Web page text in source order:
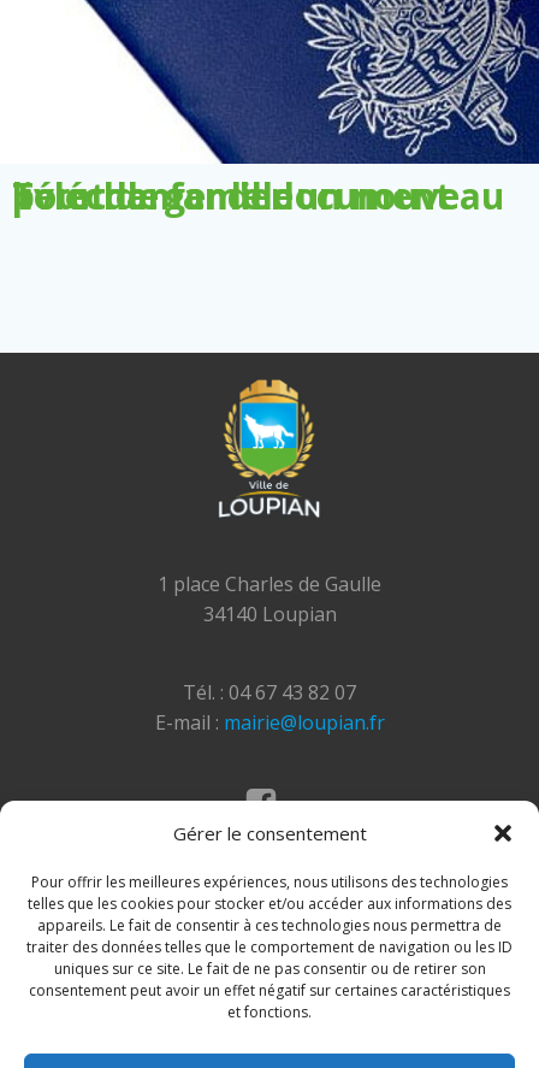
Gérer le consentement
Pour offrir les meilleures expériences, nous utilisons des technologies
telles que les cookies pour stocker et/ou accéder aux informations des
appareils. Le fait de consentir à ces technologies nous permettra de
traiter des données telles que le comportement de navigation ou les ID
uniques sur ce site. Le fait de ne pas consentir ou de retirer son
consentement peut avoir un effet négatif sur certaines caractéristiques
et fonctions.
Télécharger le document pour demander un nouveau livret de famille
1 place Charles de Gaulle
34140 Loupian
Tél. : 04 67 43 82 07
E-mail : mairie@loupian.fr